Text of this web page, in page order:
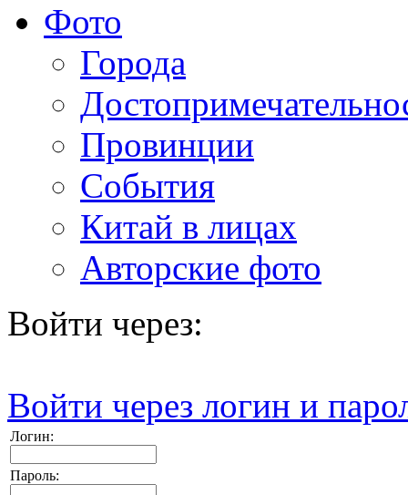
Фото
Города
Провинции
События
Китай в лицах
Авторские фото
Войти через:
Войти через логин и
Логин:
Пароль: